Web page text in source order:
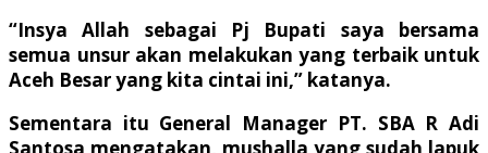
“Insya Allah sebagai Pj Bupati saya bersama
semua unsur akan melakukan yang terbaik untuk
Aceh Besar yang kita cintai ini,” katanya.
Sementara itu General Manager PT. SBA R Adi
Santosa mengatakan, mushalla yang sudah lapuk